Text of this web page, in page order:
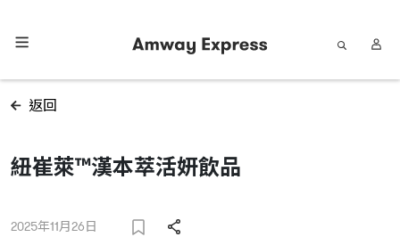
返回
紐崔萊™漢本萃活妍飲品
2025年11月26日